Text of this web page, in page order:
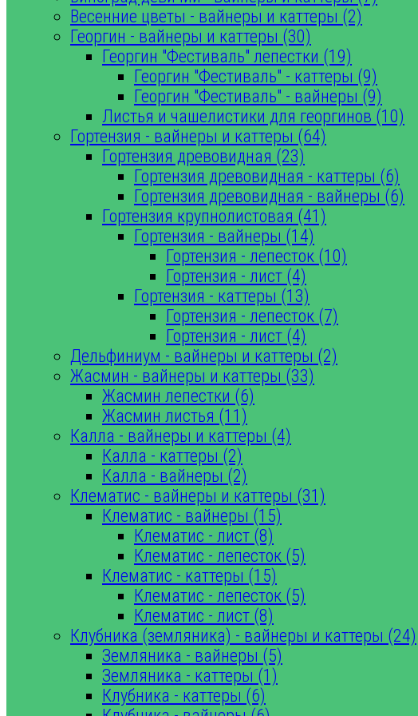
Весенние цветы - вайнеры и каттеры (2)
Георгин - вайнеры и каттеры (30)
Георгин "Фестиваль" лепестки (19)
Георгин "Фестиваль" - каттеры (9)
Георгин "Фестиваль" - вайнеры (9)
Листья и чашелистики для георгинов (10)
Гортензия - вайнеры и каттеры (64)
Гортензия древовидная (23)
Гортензия древовидная - каттеры (6)
Гортензия древовидная - вайнеры (6)
Гортензия крупнолистовая (41)
Гортензия - вайнеры (14)
Гортензия - лепесток (10)
Гортензия - лист (4)
Гортензия - каттеры (13)
Гортензия - лепесток (7)
Гортензия - лист (4)
Дельфиниум - вайнеры и каттеры (2)
Жасмин - вайнеры и каттеры (33)
Жасмин лепестки (6)
Жасмин листья (11)
Калла - вайнеры и каттеры (4)
Калла - каттеры (2)
Калла - вайнеры (2)
Клематис - вайнеры и каттеры (31)
Клематис - вайнеры (15)
Клематис - лист (8)
Клематис - лепесток (5)
Клематис - каттеры (15)
Клематис - лепесток (5)
Клематис - лист (8)
Клубника (земляника) - вайнеры и каттеры (24)
Земляника - вайнеры (5)
Земляника - каттеры (1)
Клубника - каттеры (6)